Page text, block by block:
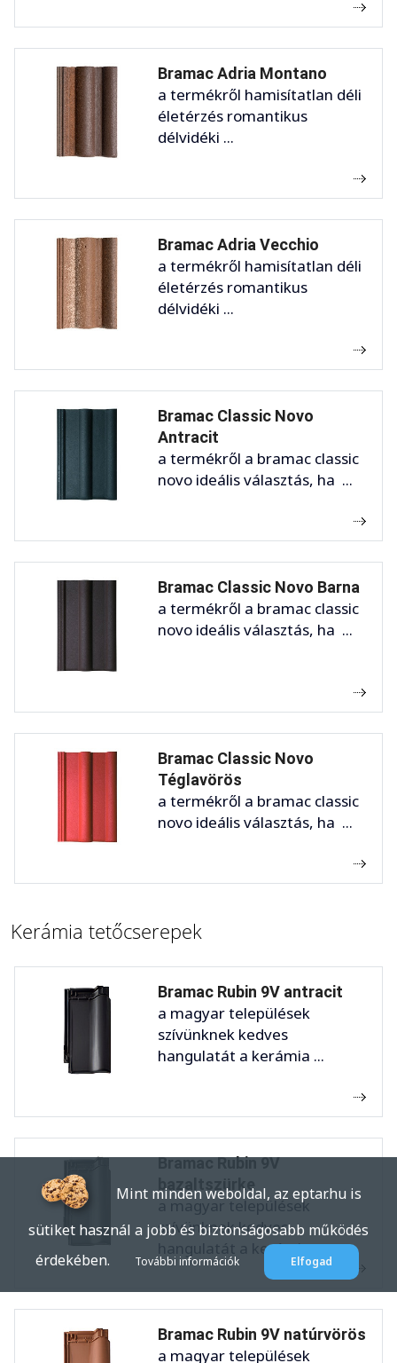
Bramac Adria Montano
a termékről hamisítatlan déli
életérzés romantikus
délvidéki ...
Bramac Adria Vecchio
a termékről hamisítatlan déli
életérzés romantikus
délvidéki ...
Bramac Classic Novo
Antracit
a termékről a bramac classic
novo ideális választás, ha ...
Bramac Classic Novo Barna
a termékről a bramac classic
novo ideális választás, ha ...
Bramac Classic Novo
Téglavörös
a termékről a bramac classic
novo ideális választás, ha ...
Kerámia tetőcserepek
Bramac Rubin 9V antracit
a magyar települések
szívünknek kedves
hangulatát a kerámia ...
Bramac Rubin 9V
bazaltszürke
a magyar települések
szívünknek kedves
hangulatát a kerámia ...
Bramac Rubin 9V natúrvörös
a magyar települések
Mint minden weboldal, az eptar.hu is
sütiket használ a jobb és biztonságosabb működés
érdekében.
További információk Elfogad